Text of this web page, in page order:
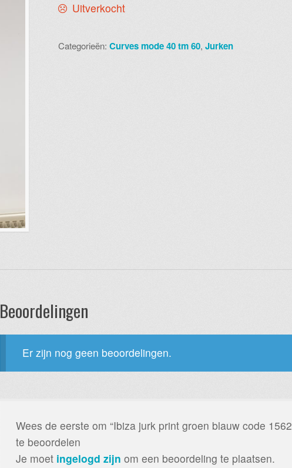
Uitverkocht
Categorieën: Curves mode 40 tm 60, Jurken
Beoordelingen
Er zijn nog geen beoordelingen.
Wees de eerste om “Ibiza jurk print groen blauw code
te beoordelen
Je moet ingelogd zijn om een beoordeling te plaatsen.